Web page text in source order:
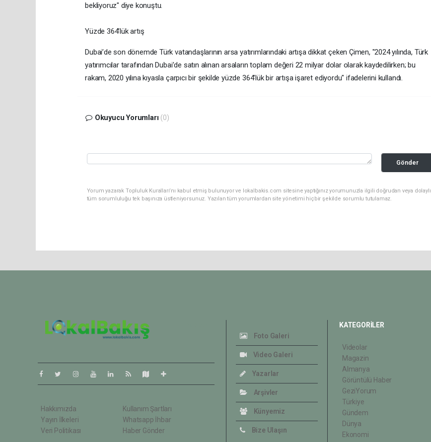
bekliyoruz" diye konuştu.
Yüzde 364’lük artış
Dubai’de son dönemde Türk vatandaşlarının arsa yatırımlarındaki artışa dikkat çeken Çimen, "2024 yılında, Türk
yatırımcılar tarafından Dubai’de satın alınan arsaların toplam değeri 22 milyar dolar olarak kaydedilirken; bu
rakam, 2020 yılına kıyasla çarpıcı bir şekilde yüzde 364’lük bir artışa işaret ediyordu" ifadelerini kullandı.
Okuyucu Yorumları (0)
Gönder
Yorum yazarak Topluluk Kuralları’nı kabul etmiş bulunuyor ve lokalbakis.com sitesine yaptığınız yorumunuzla ilgili doğrudan veya dolaylı
tüm sorumluluğu tek başınıza üstleniyorsunuz. Yazılan tüm yorumlardan site yönetimi hiçbir şekilde sorumlu tutulamaz.
Hakkımızda
Yayın İlkeleri
Veri Politikası
Kullanım Şartları
Whatsapp İhbar
Haber Gönder
Foto Galeri
Video Galeri
Yazarlar
Arşivler
Künyemiz
Bize Ulaşın
KATEGORİLER
Videolar
Magazin
Almanya
Görüntülü Haber
GeziYorum
Türkiye
Gündem
Dünya
Ekonomi